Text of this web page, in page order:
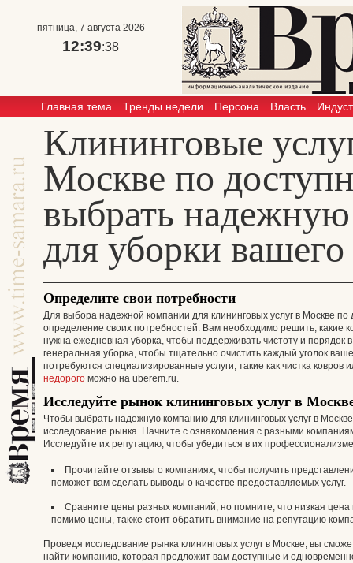
пятница, 7 августа 2026
12:39:38
Главная тема Тренды недели Персона Власть
Клининговые
Москве по
выбрать
для уборки
Определите свои потребности
Для выбора надежной компании для клининговых услуг в Москве
определение своих потребностей. Вам необходимо решить, какие
нужна ежедневная уборка, чтобы поддерживать чистоту и
генеральная уборка, чтобы тщательно очистить каждый уголок
потребуются специализированные услуги, такие как чистка ковров
недорого можно на uberem.ru.
Исследуйте рынок клининговых услуг в
Чтобы выбрать надежную компанию для клининговых услуг в
исследование рынка. Начните с ознакомления с разными
Исследуйте их репутацию, чтобы убедиться в их
Прочитайте отзывы о компаниях, чтобы получить
поможет вам сделать выводы о качестве предоставляемых услуг.
Сравните цены разных компаний, но помните, что низкая цена
помимо цены, также стоит обратить внимание на репутацию
Проведя исследование рынка клининговых услуг в Москве, вы
найти компанию, которая предложит вам доступные и